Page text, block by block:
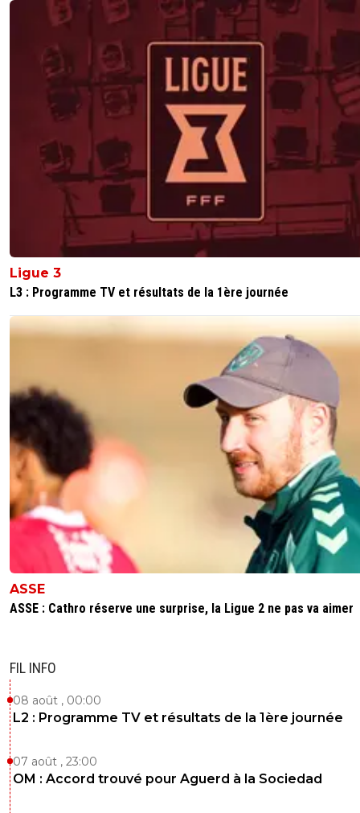
Ligue 3
L3 : Programme TV et résultats de la 1ère journée
ASSE
ASSE : Cathro réserve une surprise, la Ligue 2 ne pas va aimer
FIL INFO
08 août , 00:00
L2 : Programme TV et résultats de la 1ère journée
07 août , 23:00
OM : Accord trouvé pour Aguerd à la Sociedad